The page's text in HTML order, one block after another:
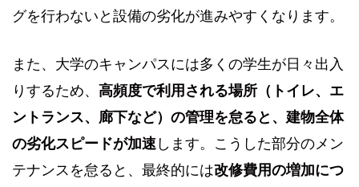
グを行わないと設備の劣化が進みやすくなります。
また、大学のキャンパスには多くの学生が日々出入
りするため、 高頻度で利用される場所（トイレ、エ
ントランス、廊下など）の管理を怠ると、建物全体
の劣化スピードが加速 します。こうした部分のメン
テナンスを怠ると、最終的には改修費用の増加につ